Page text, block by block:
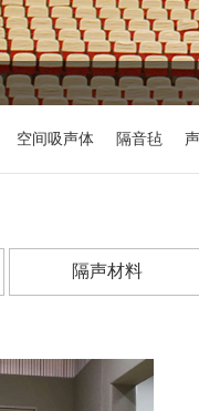
空间吸声体 隔音毡
隔声材料